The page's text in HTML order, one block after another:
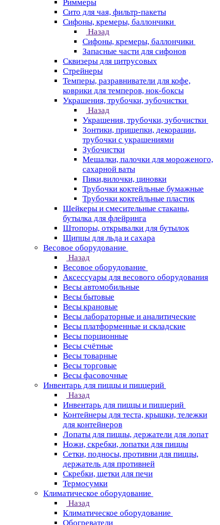
Риммеры
Сито для чая, фильтр-пакеты
Сифоны, кремеры, баллончики
Назад
Сифоны, кремеры, баллончики
Запасные части для сифонов
Сквизеры для цитрусовых
Стрейнеры
Темперы, разравниватели для кофе,
коврики для темперов, нок-боксы
Украшения, трубочки, зубочистки
Назад
Украшения, трубочки, зубочистки
Зонтики, прищепки, декорации,
трубочки с украшениями
Зубочистки
Мешалки, палочки для мороженого,
сахарной ваты
Пики,вилочки, циновки
Трубочки коктейльные бумажные
Трубочки коктейльные пластик
Шейкеры и смесительные стаканы,
бутылка для флейринга
Штопоры, открывалки для бутылок
Щипцы для льда и сахара
Весовое оборудование
Назад
Весовое оборудование
Аксессуары для весового оборудования
Весы автомобильные
Весы бытовые
Весы крановые
Весы лабораторные и аналитические
Весы платформенные и складские
Весы порционные
Весы счётные
Весы товарные
Весы торговые
Весы фасовочные
Инвентарь для пиццы и пиццерий
Назад
Инвентарь для пиццы и пиццерий
Контейнеры для теста, крышки, тележки
для контейнеров
Лопаты для пиццы, держатели для лопат
Ножи, скребки, лопатки для пиццы
Сетки, подносы, противни для пиццы,
держатель для противней
Скребки, щетки для печи
Термосумки
Климатическое оборудование
Назад
Климатическое оборудование
Обогреватели